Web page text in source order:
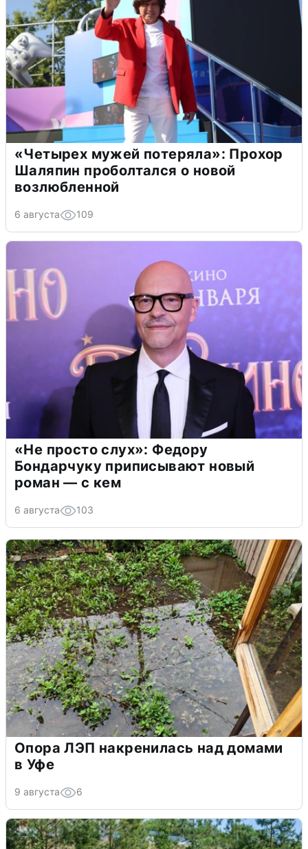
«Четырех мужей потеряла»: Прохор
Шаляпин проболтался о новой
возлюбленной
6 августа 109
«Не просто слух»: Федору
Бондарчуку приписывают новый
роман — с кем
6 августа 103
Опора ЛЭП накренилась над домами
в Уфе
9 августа 6